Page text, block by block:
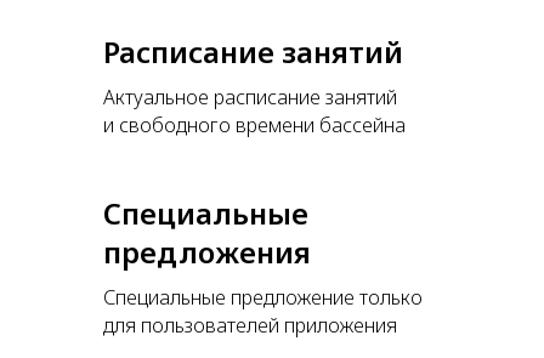
Расписание занятий
Актуальное расписание занятий
и свободного времени бассейна
Специальные
предложения
Специальные предложение только
для пользователей приложения